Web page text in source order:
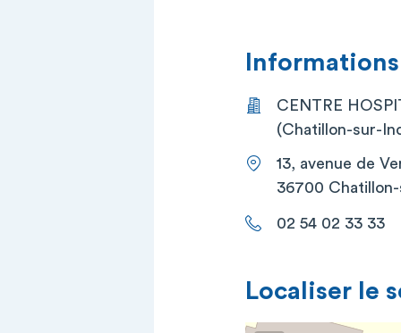
CENTRE
(Chatillon-sur-
13, avenue de
36700
02 54 02 33 33
Localiser le